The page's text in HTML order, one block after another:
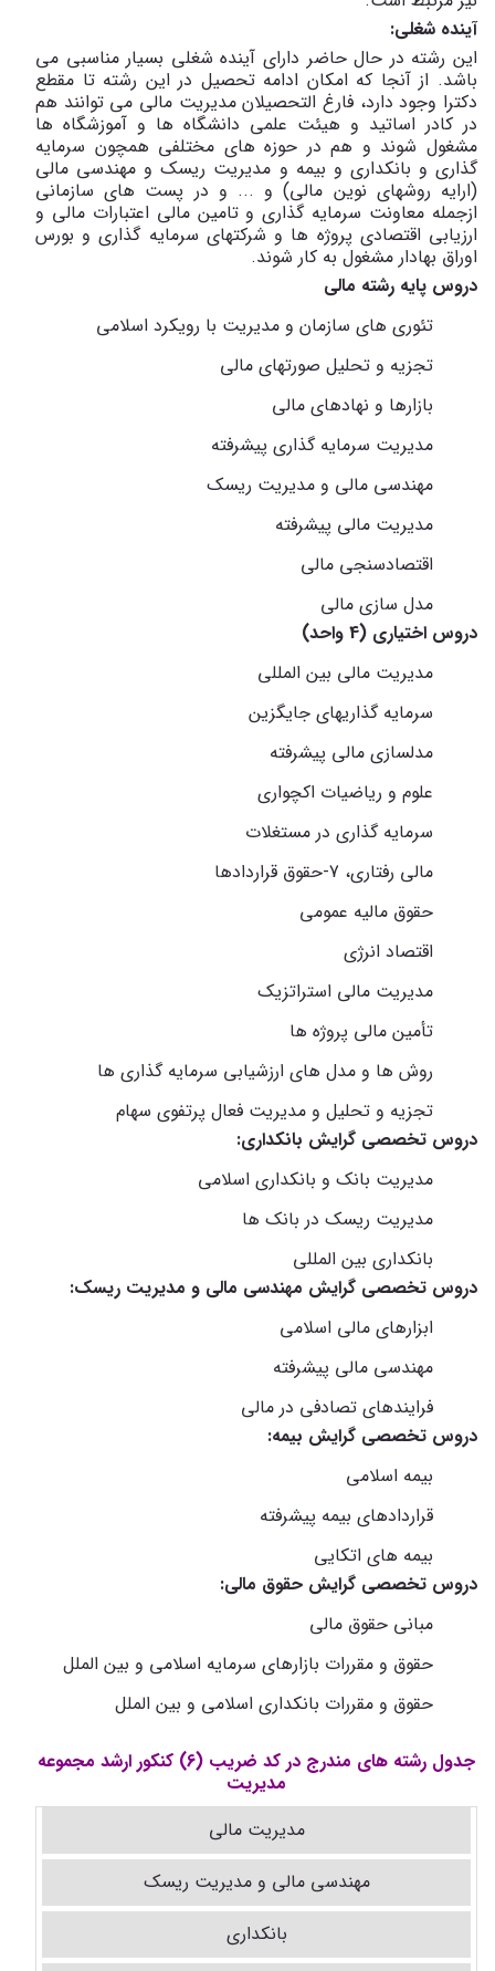
آینده شغلی:
این رشته در حال حاضر دارای آینده شغلی بسیار مناسبی می
باشد. از آنجا که امکان ادامه تحصیل در این رشته تا مقطع
دکترا وجود دارد، فارغ التحصیلان مدیریت مالی می توانند هم
در کادر اساتید و هیئت علمی دانشگاه­ ها و آموزشگاه­ ها
مشغول شوند و هم در حوزه های مختلفی همچون سرمایه
گذاری و بانکداری و بیمه و مدیریت ریسک و مهندسی مالی
(ارایه روشهای نوین مالی) و ... و در پست های سازمانی
ازجمله معاونت سرمایه گذاری و تامین مالی اعتبارات مالی و
ارزیابی اقتصادی پروژه ها و شرکتهای سرمایه گذاری و بورس
اوراق بهادار مشغول به ­کار شوند.
دروس پایه رشته مالی
تئوری های سازمان و مدیریت با رویکرد اسلامی
تجزیه و تحلیل صورتهای مالی
بازارها و نهادهای مالی
مدیریت سرمایه گذاری پیشرفته
مهندسی مالی و مدیریت ریسک
مدیریت مالی پیشرفته
اقتصادسنجی مالی
مدل سازی مالی
دروس اختیاری (4 واحد)
مدیریت مالی بین المللی
سرمایه گذاریهای جایگزین
مدلسازی مالی پیشرفته
علوم و ریاضیات اکچواری
سرمایه گذاری در مستغلات
مالی رفتاری، 7-حقوق قراردادها
حقوق مالیه عمومی
اقتصاد انرژی
مدیریت مالی استراتزیک
تأمین مالی پروژه ها
روش ها و مدل های ارزشیابی سرمایه گذاری ها
تجزیه و تحلیل و مدیریت فعال پرتفوی سهام
دروس تخصصی گرایش بانکداری:
مدیریت بانک و بانکداری اسلامی
مدیریت ریسک در بانک ها
بانکداری بین المللی
دروس تخصصی گرایش مهندسی مالی و مدیریت ریسک:
ابزارهای مالی اسلامی
مهندسی مالی پیشرفته
فرایندهای تصادفی در مالی
دروس تخصصی گرایش بیمه:
بیمه اسلامی
قراردادهای بیمه پیشرفته
بیمه های اتکایی
دروس تخصصی گرایش حقوق مالی:
مبانی حقوق مالی
حقوق و مقررات بازارهای سرمایه اسلامی و بین الملل
حقوق و مقررات بانکداری اسلامی و بین الملل
جدول رشته های مندرج در کد ضریب (6) کنکور ارشد مجموعه
مدیریت
مدیریت مالی
مهندسی مالی و مدیریت ریسک
بانکداری